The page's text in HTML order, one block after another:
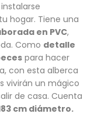
hogar. Tiene una
en PVC,
Como detalle
para hacer
con esta alberca
vivirán un mágico
de casa. Cuenta
cm diámetro.